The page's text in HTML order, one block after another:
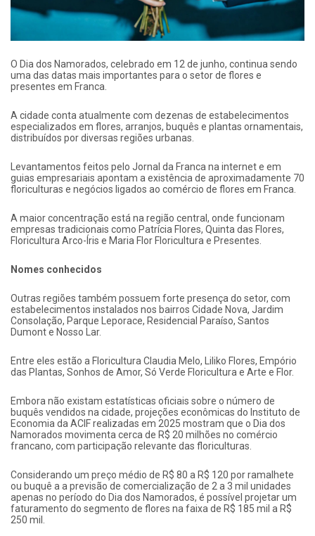
O Dia dos Namorados, celebrado em 12 de junho, continua sendo
uma das datas mais importantes para o setor de flores e
presentes em Franca.
A cidade conta atualmente com dezenas de estabelecimentos
especializados em flores, arranjos, buquês e plantas ornamentais,
distribuídos por diversas regiões urbanas.
Levantamentos feitos pelo Jornal da Franca na internet e em
guias empresariais apontam a existência de aproximadamente 70
floriculturas e negócios ligados ao comércio de flores em Franca.
A maior concentração está na região central, onde funcionam
empresas tradicionais como Patrícia Flores, Quinta das Flores,
Floricultura Arco-Íris e Maria Flor Floricultura e Presentes.
Nomes conhecidos
Outras regiões também possuem forte presença do setor, com
estabelecimentos instalados nos bairros Cidade Nova, Jardim
Consolação, Parque Leporace, Residencial Paraíso, Santos
Dumont e Nosso Lar.
Entre eles estão a Floricultura Claudia Melo, Liliko Flores, Empório
das Plantas, Sonhos de Amor, Só Verde Floricultura e Arte e Flor.
Embora não existam estatísticas oficiais sobre o número de
buquês vendidos na cidade, projeções econômicas do Instituto de
Economia da ACIF realizadas em 2025 mostram que o Dia dos
Namorados movimenta cerca de R$ 20 milhões no comércio
francano, com participação relevante das floriculturas.
Considerando um preço médio de R$ 80 a R$ 120 por ramalhete
ou buquê a a previsão de comercialização de 2 a 3 mil unidades
apenas no período do Dia dos Namorados, é possível projetar um
faturamento do segmento de flores na faixa de R$ 185 mil a R$
250 mil.